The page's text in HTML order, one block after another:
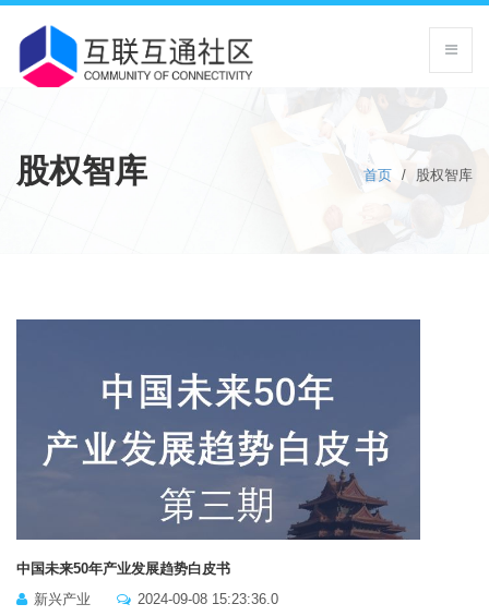
股权智库 首页 / 股权智库
中国未来50年产业发展趋势白皮书
新兴产业
2024-09-08 15:23:36.0